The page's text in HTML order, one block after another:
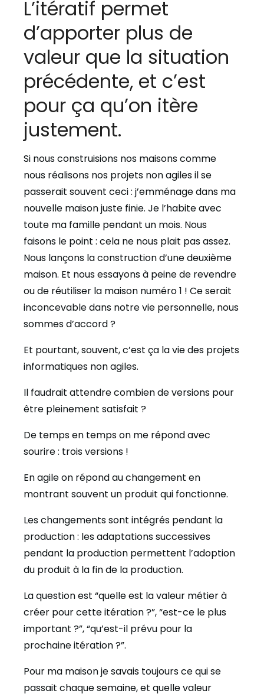
L’itératif permet
d’apporter plus de
valeur que la situation
précédente, et c’est
pour ça qu’on itère
justement.
Si nous construisions nos maisons comme
nous réalisons nos projets non agiles il se
passerait souvent ceci : j’emménage dans ma
nouvelle maison juste finie. Je l’habite avec
toute ma famille pendant un mois. Nous
faisons le point : cela ne nous plait pas assez.
Nous lançons la construction d’une deuxième
maison. Et nous essayons à peine de revendre
ou de réutiliser la maison numéro 1 ! Ce serait
inconcevable dans notre vie personnelle, nous
sommes d’accord ?
Et pourtant, souvent, c’est ça la vie des projets
informatiques non agiles.
Il faudrait attendre combien de versions pour
être pleinement satisfait ?
De temps en temps on me répond avec
sourire : trois versions !
En agile on répond au changement en
montrant souvent un produit qui fonctionne.
Les changements sont intégrés pendant la
production : les adaptations successives
pendant la production permettent l’adoption
du produit à la fin de la production.
La question est “quelle est la valeur métier à
créer pour cette itération ?”, “est-ce le plus
important ?”, “qu’est-il prévu pour la
prochaine itération ?”.
Pour ma maison je savais toujours ce qui se
passait chaque semaine, et quelle valeur